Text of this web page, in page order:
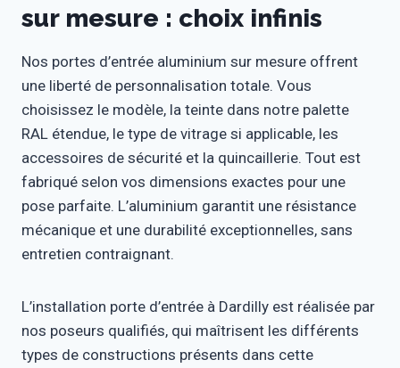
sur mesure : choix infinis
Nos portes d’entrée aluminium sur mesure offrent
une liberté de personnalisation totale. Vous
choisissez le modèle, la teinte dans notre palette
RAL étendue, le type de vitrage si applicable, les
accessoires de sécurité et la quincaillerie. Tout est
fabriqué selon vos dimensions exactes pour une
pose parfaite. L’aluminium garantit une résistance
mécanique et une durabilité exceptionnelles, sans
entretien contraignant.
L’installation porte d’entrée à Dardilly est réalisée par
nos poseurs qualifiés, qui maîtrisent les différents
types de constructions présents dans cette